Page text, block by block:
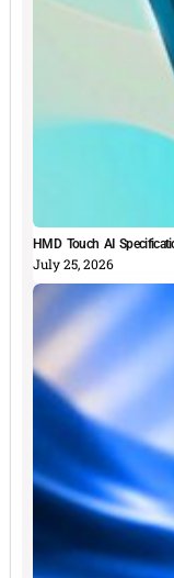
HMD Touch AI
July 25, 2026